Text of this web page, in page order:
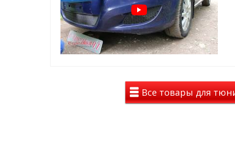
и т.д.
помогает сохранить тепло в моторном отсеке
простая САМОСТОЯТЕЛЬНАЯ установка, крепится
ячейку защитной сетки радиатора
Пример установки зимнего пакета:
Все товары для